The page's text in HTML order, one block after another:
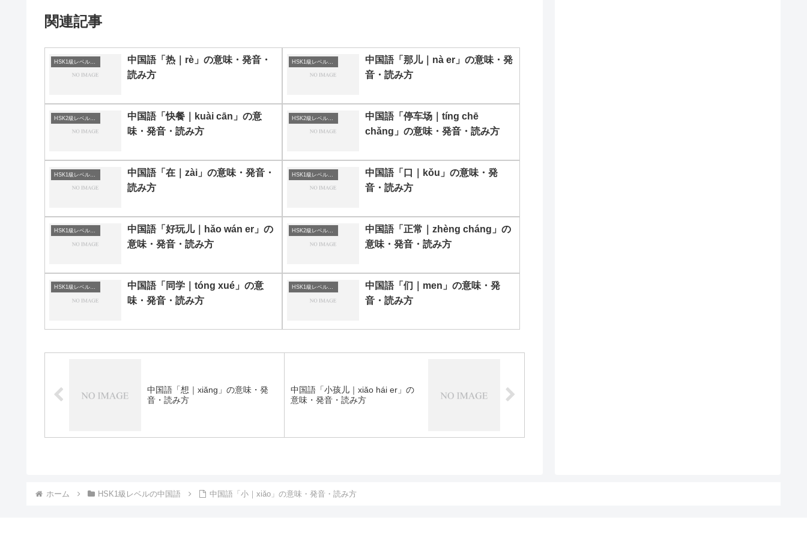
関連記事
中国語「热｜rè」の意味・発音・
読み方
中国語「那儿｜nà er」の意味・発
音・読み方
中国語「快餐｜kuài cān」の意
味・発音・読み方
中国語「停车场｜tíng chē
chǎng」の意味・発音・読み方
中国語「在｜zài」の意味・発音・
読み方
中国語「口｜kǒu」の意味・発
音・読み方
HSK1級レベルの中国語
中国語「好玩儿｜hǎo wán er」の
意味・発音・読み方
HSK2級レベルの中国語
中国語「正常｜zhèng cháng」の
意味・発音・読み方
HSK1級レベルの中国語
中国語「同学｜tóng xué」の意
味・発音・読み方
HSK1級レベルの中国語
中国語「们｜men」の意味・発
音・読み方
中国語「想｜xiǎng」の意味・発
音・読み方
中国語「小孩儿｜xiǎo hái er」の
意味・発音・読み方
ホーム HSK1級レベルの中国語 中国語「小｜xiǎo」の意味・発音・読み方